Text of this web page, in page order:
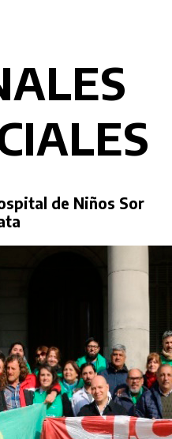
de Niños Sor